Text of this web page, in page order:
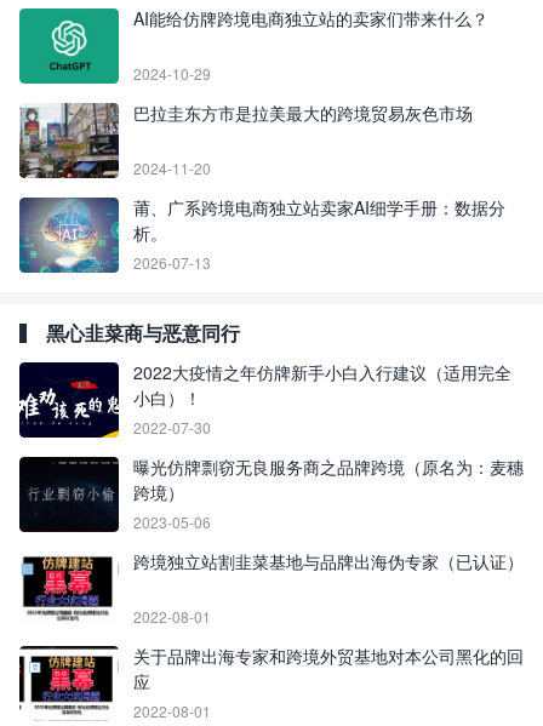
AI能给仿牌跨境电商独立站的卖家们带来什么？
2024-10-29
巴拉圭东方市是拉美最大的跨境贸易灰色市场
2024-11-20
莆、广系跨境电商独立站卖家AI细学手册：数据分
析。
2026-07-13
黑心韭菜商与恶意同行
2022大疫情之年仿牌新手小白入行建议（适用完全
小白）！
2022-07-30
曝光仿牌剽窃无良服务商之品牌跨境（原名为：麦穗
跨境）
2023-05-06
跨境独立站割韭菜基地与品牌出海伪专家（已认证）
2022-08-01
关于品牌出海专家和跨境外贸基地对本公司黑化的回
应
2022-08-01